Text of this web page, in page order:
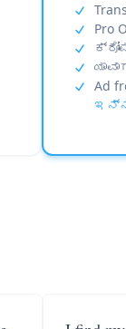
Pro
Ad